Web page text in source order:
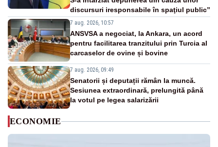
discursuri iresponsabile în spaţiul public”
7 aug. 2026, 10:57
ANSVSA a negociat, la Ankara, un acord
pentru facilitarea tranzitului prin Turcia al
carcaselor de ovine și bovine
7 aug. 2026, 09:49
Senatorii și deputații rămân la muncă.
Sesiunea extraordinară, prelungită până
la votul pe legea salarizării
ECONOMIE